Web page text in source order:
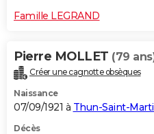
Famille LEGRAND
Pierre MOLLET (79
Créer une cagnotte obsèques
Naissance
07/09/1921 à Thun-Saint-
Décès